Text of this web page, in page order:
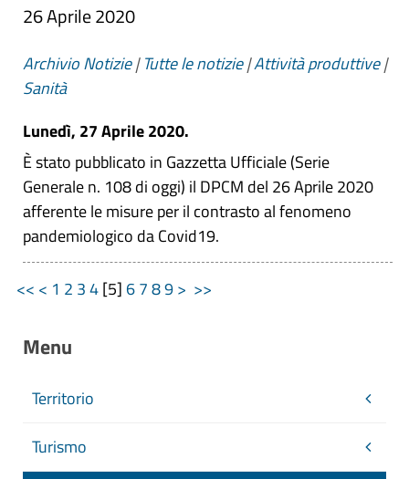
26 Aprile 2020
Archivio Notizie|Tutte le notizie|Attività produttive|
Sanità
Lunedì, 27 Aprile 2020.
È stato pubblicato in Gazzetta Ufficiale (Serie
Generale n. 108 di oggi) il DPCM del 26 Aprile 2020
afferente le misure per il contrasto al fenomeno
pandemiologico da Covid19.
<< < 1 2 34[5] 6789> >>
Menu
Territorio
Turismo